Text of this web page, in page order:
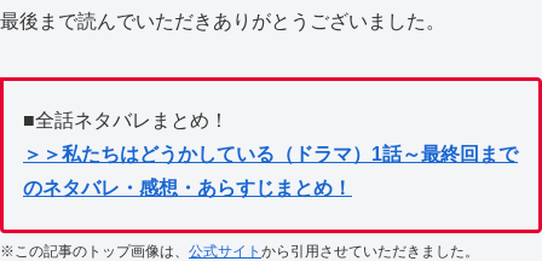
最後まで読んでいただきありがとうございました。
■全話ネタバレまとめ！
＞＞私たちはどうかしている（ドラマ）1話～最終回まで
のネタバレ・感想・あらすじまとめ！
※この記事のトップ画像は、 公式サイト から引用させていただきました。